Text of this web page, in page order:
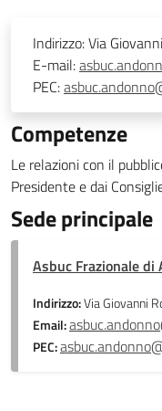
Indirizzo:Via
E-mail:
PEC:
Competenze
Le relazioni con il
Presidente e dai
Sede principale
Asbuc Frazionale di
Indirizzo:Via Giovanni
Email:
PEC: